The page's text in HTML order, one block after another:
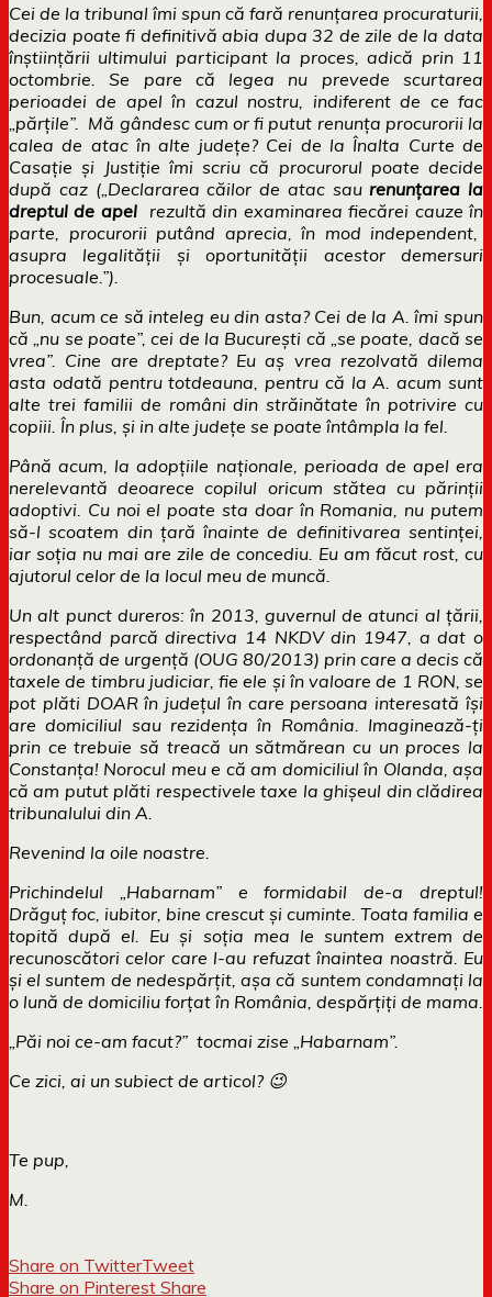
Cei de la tribunal îmi spun că fară renunțarea procuraturii,
decizia poate fi definitivă abia dupa 32 de zile de la data
înștiințării ultimului participant la proces, adică prin 11
octombrie. Se pare că legea nu prevede scurtarea
perioadei de apel în cazul nostru, indiferent de ce fac
„părțile”. Mă gândesc cum or fi putut renunța procurorii la
calea de atac în alte județe? Cei de la Înalta Curte de
Casație și Justiție îmi scriu că procurorul poate decide
după caz („Declararea căilor de atac sau renunţarea la
dreptul de apel
rezultă din examinarea fiecărei cauze în
parte, procurorii putând aprecia,în mod independent,
asupra legalităţii şi oportunităţii acestor demersuri
procesuale.”).
Bun, acum ce să inteleg eu din asta? Cei de la A. îmi spun
că „nu se poate”, cei de la București că „se poate, dacă se
vrea”. Cine are dreptate? Eu aș vrea rezolvată dilema
asta odată pentru totdeauna, pentru că la A. acum sunt
alte trei familii de români din străinătate în potrivire cu
copiii. În plus, și in alte județe se poate întâmpla la fel.
Până acum, la adopțiile naționale, perioada de apel era
nerelevantă deoarece copilul oricum stătea cu părinții
adoptivi. Cu noi el poate sta doar în Romania, nu putem
să-l scoatem din țară înainte de definitivarea sentinței,
iar soția nu mai are zile de concediu. Eu am făcut rost, cu
ajutorul celor de la locul meu de muncă.
Un alt punct dureros: în 2013, guvernul de atunci al țării,
respectând parcă directiva 14 NKDV din 1947, a dat o
ordonanță de urgență (OUG 80/2013) prin care a decis că
taxele de timbru judiciar, fie ele și în valoare de 1 RON, se
pot plăti DOAR în județul în care persoana interesată își
are domiciliul sau rezidența în România. Imaginează-ți
prin ce trebuie să treacă un sătmărean cu un proces la
Constanța! Norocul meu e că am domiciliul în Olanda, așa
că am putut plăti respectivele taxe la ghișeul din clădirea
tribunalului din A.
Revenind la oile noastre.
Prichindelul „Habarnam” e formidabil de-a dreptul!
Drăguț foc, iubitor, bine crescut și cuminte. Toata familia e
topită după el. Eu și soția mea le suntem extrem de
recunoscători celor care l-au refuzat înaintea noastră. Eu
și el suntem de nedespărțit, așa că suntem condamnați la
o lună de domiciliu forțat în România, despărțiți de mama.
„Păi noi ce-am facut?” tocmai zise „Habarnam”.
Ce zici, ai un subiect de articol? 😉
Te pup,
M.
Share on TwitterTweet
Share on Pinterest Share